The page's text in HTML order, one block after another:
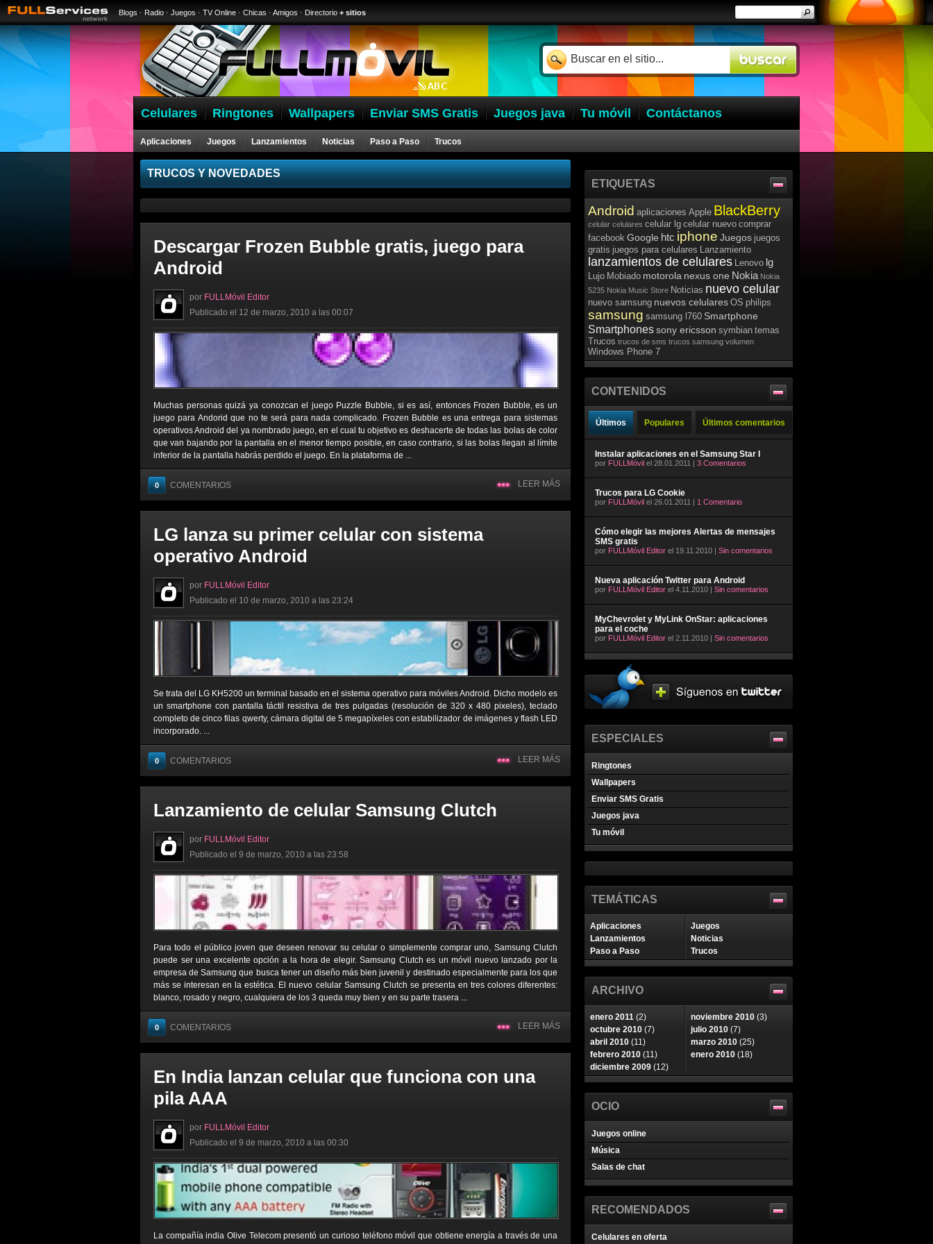
Blogs · Radio · Juegos · TV Online · Chicas · Amigos · Directorio + sitios
Celulares Ringtones Wallpapers Enviar SMS Gratis Juegos java Tu móvil Contáctanos
Aplicaciones Juegos Lanzamientos Noticias Paso a Paso Trucos
Celulares
TRUCOS Y NOVEDADES
Descargar Frozen Bubble gratis, juego para
Android
por FULLMóvil Editor
Publicado el 12 de marzo, 2010 a las 00:07
Muchas personas quizá ya conozcan el juego Puzzle Bubble, si es así, entonces Frozen Bubble, es un
juego para Andorid que no te será para nada complicado. Frozen Bubble es una entrega para sistemas
operativos Android del ya nombrado juego, en el cual tu objetivo es deshacerte de todas las bolas de color
que van bajando por la pantalla en el menor tiempo posible, en caso contrario, si las bolas llegan al límite
inferior de la pantalla habrás perdido el juego. En la plataforma de ...
0 COMENTARIOS LEER MÁS
LG lanza su primer celular con sistema
operativo Android
por FULLMóvil Editor
Publicado el 10 de marzo, 2010 a las 23:24
Se trata del LG KH5200 un terminal basado en el sistema operativo para móviles Android. Dicho modelo es
un smartphone con pantalla táctil resistiva de tres pulgadas (resolución de 320 x 480 pixeles), teclado
completo de cinco filas qwerty, cámara digital de 5 megapíxeles con estabilizador de imágenes y flash LED
incorporado. ...
0 COMENTARIOS LEER MÁS
Lanzamiento de celular Samsung Clutch
por FULLMóvil Editor
Publicado el 9 de marzo, 2010 a las 23:58
Para todo el público joven que deseen renovar su celular o simplemente comprar uno, Samsung Clutch
puede ser una excelente opción a la hora de elegir. Samsung Clutch es un móvil nuevo lanzado por la
empresa de Samsung que busca tener un diseño más bien juvenil y destinado especialmente para los que
más se interesan en la estética. El nuevo celular Samsung Clutch se presenta en tres colores diferentes:
blanco, rosado y negro, cualquiera de los 3 queda muy bien y en su parte trasera ...
0 COMENTARIOS LEER MÁS
En India lanzan celular que funciona con una
pila AAA
por FULLMóvil Editor
Publicado el 9 de marzo, 2010 a las 00:30
La compañía india Olive Telecom presentó un curioso teléfono móvil que obtiene energía a través de una
ETIQUETAS
Android aplicaciones Apple BlackBerry
celular celulares celular lg celular nuevo comprar
facebook Google htc iphone Juegos juegos
gratis juegos para celulares Lanzamiento
lanzamientos de celulares Lenovo lg
Lujo Mobiado motorola nexus one Nokia Nokia
5235 Nokia Music Store Noticias nuevo celular
nuevo samsung nuevos celulares OS philips
samsung samsung l760 Smartphone
Smartphonessony ericsson symbian temas
Trucos trucos de sms trucos samsung volumen
Windows Phone 7
CONTENIDOS
Últimos Populares Últimos comentarios
Instalar aplicaciones en el Samsung Star I
por FULLMóvil el 28.01.2011 | 3 Comentarios
Trucos para LG Cookie
por FULLMóvil el 26.01.2011 | 1 Comentario
Cómo elegir las mejores Alertas de mensajes
SMS gratis
por FULLMóvil Editor el 19.11.2010 | Sin comentarios
Nueva aplicación Twitter para Android
por FULLMóvil Editor el 4.11.2010 | Sin comentarios
MyChevrolet y MyLink OnStar: aplicaciones
para el coche
por FULLMóvil Editor el 2.11.2010 | Sin comentarios
ESPECIALES
Ringtones
Wallpapers
Enviar SMS Gratis
Juegos java
Tu móvil
TEMÁTICAS
Aplicaciones
Juegos
Lanzamientos
Noticias
Paso a Paso
Trucos
ARCHIVO
enero 2011 (2) noviembre 2010 (3)
octubre 2010 (7) julio 2010 (7)
abril 2010 (11) marzo 2010 (25)
febrero 2010 (11) enero 2010 (18)
diciembre 2009 (12)
OCIO
Juegos online
Música
Salas de chat
RECOMENDADOS
Celulares en oferta